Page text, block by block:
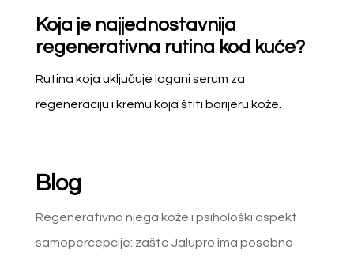
Koja je najjednostavnija
regenerativna rutina kod kuće?
Rutina koja uključuje lagani serum za
regeneraciju i kremu koja štiti barijeru kože.
Blog
Regenerativna njega kože i psihološki aspekt
samopercepcije: zašto Jalupro ima posebno